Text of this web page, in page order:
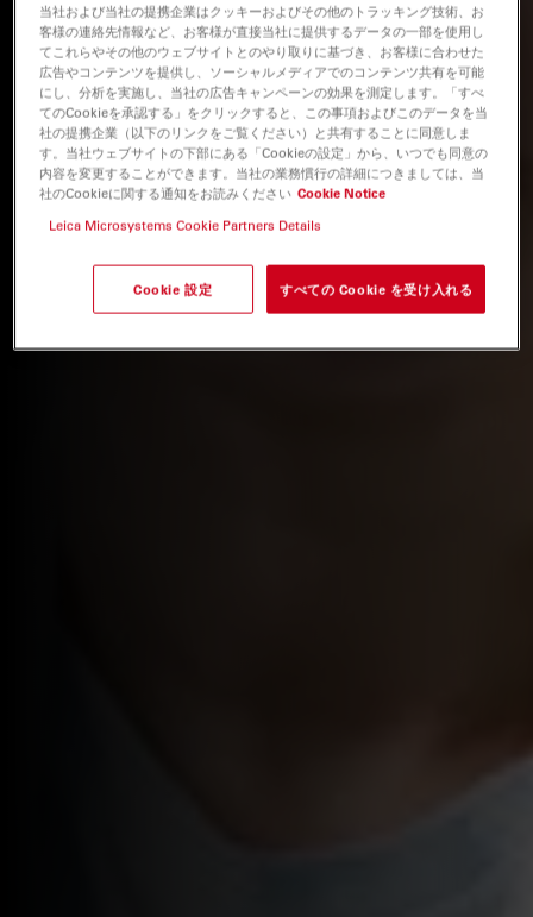
当社および当社の提携企業はクッキーおよびその他のトラッキング技術、お
客様の連絡先情報など、お客様が直接当社に提供するデータの一部を使用し
てこれらやその他のウェブサイトとのやり取りに基づき、お客様に合わせた
広告やコンテンツを提供し、ソーシャルメディアでのコンテンツ共有を可能
にし、分析を実施し、当社の広告キャンペーンの効果を測定します。「すべ
てのCookieを承認する」をクリックすると、この事項およびこのデータを当
社の提携企業（以下のリンクをご覧ください）と共有することに同意しま
す。当社ウェブサイトの下部にある「Cookieの設定」から、いつでも同意の
内容を変更することができます。当社の業務慣行の詳細につきましては、当
社のCookieに関する通知をお読みください Cookie Notice
Leica Microsystems Cookie Partners Details
Cookie 設定 すべての Cookie を受け入れる